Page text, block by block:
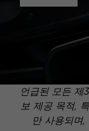
언급된 모든 제
보 제공 목적,
만 사용되며